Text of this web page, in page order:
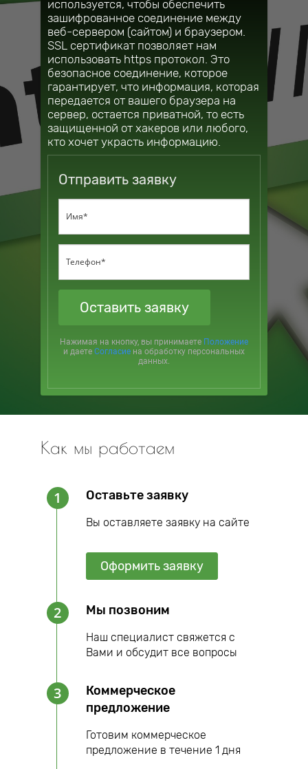
используется, чтобы обеспечить
зашифрованное соединение между
веб-сервером (сайтом) и браузером.
SSL сертификат позволяет нам
использовать https протокол. Это
безопасное соединение, которое
гарантирует, что информация, которая
передается от вашего браузера на
сервер, остается приватной, то есть
защищенной от хакеров или любого,
кто хочет украсть информацию.
Отправить заявку
Оставить заявку
Нажимая на кнопку, вы принимаете Положение
и даете Согласие на обработку персональных
данных.
Как мы работаем
1 Оставьте заявку
Вы оставляете заявку на сайте
Оформить заявку
2 Мы позвоним
Наш специалист свяжется с
Вами и обсудит все вопросы
3
Коммерческое
предложение
Готовим коммерческое
предложение в течение 1 дня